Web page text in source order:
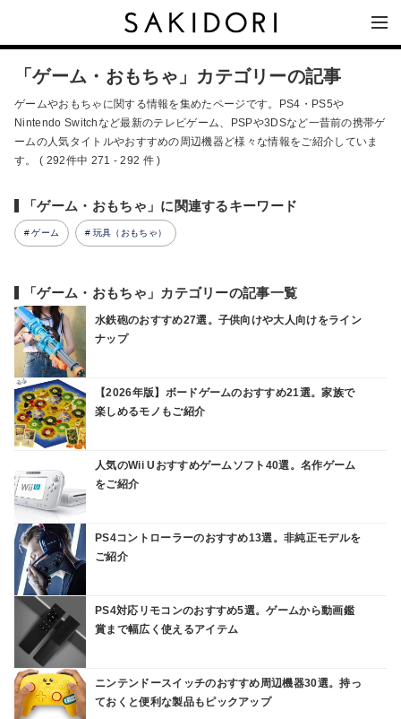
「ゲーム・おもちゃ」カテゴリーの記事
ゲームやおもちゃに関する情報を集めたページです。PS4・PS5や
Nintendo Switchなど最新のテレビゲーム、PSPや3DSなど一昔前の携帯ゲ
ームの人気タイトルやおすすめの周辺機器ど様々な情報をご紹介していま
す。 ( 292件中 271 - 292 件 )
「ゲーム・おもちゃ」に関連するキーワード
ゲーム 玩具（おもちゃ）
「ゲーム・おもちゃ」カテゴリーの記事一覧
水鉄砲のおすすめ27選。子供向けや大人向けをライン
ナップ
【2026年版】ボードゲームのおすすめ21選。家族で
楽しめるモノもご紹介
人気のWii Uおすすめゲームソフト40選。名作ゲーム
をご紹介
PS4コントローラーのおすすめ13選。非純正モデルを
ご紹介
PS4対応リモコンのおすすめ5選。ゲームから動画鑑
賞まで幅広く使えるアイテム
ニンテンドースイッチのおすすめ周辺機器30選。持っ
ておくと便利な製品もピックアップ